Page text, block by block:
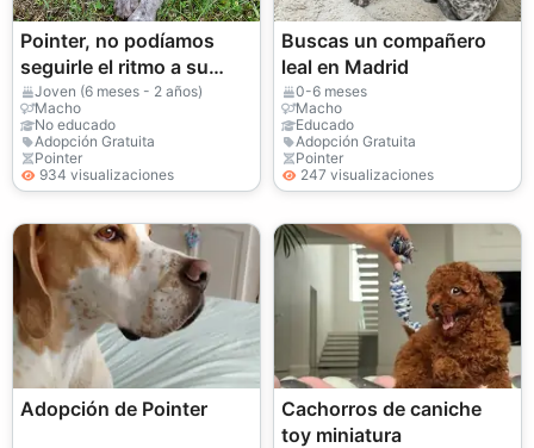
Pointer, no podíamos
seguirle el ritmo a su
energía.
Joven (6 meses - 2 años)
Macho
No educado
Adopción Gratuita
Pointer
934 visualizaciones
Buscas un compañero
leal en Madrid
0-6 meses
Macho
Educado
Adopción Gratuita
Pointer
247 visualizaciones
Adopción de Pointer
Cachorros de caniche
toy miniatura